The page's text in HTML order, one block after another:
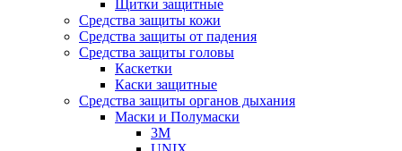
Щитки защитные
Средства защиты кожи
Средства защиты от падения
Средства защиты головы
Каскетки
Каски защитные
Средства защиты органов дыхания
Маски и Полумаски
3M